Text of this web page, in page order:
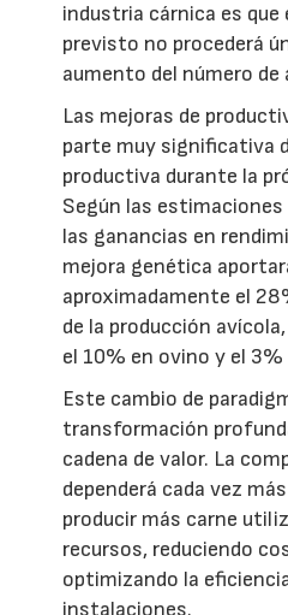
industria cárnica es
previsto no procederá
aumento del número de
Las mejoras de
parte muy significativa
productiva durante la
Según las estimaciones
las ganancias en
mejora genética
aproximadamente el
de la producción
el 10% en ovino y el 3%
Este cambio de
transformación
cadena de valor. La
dependerá cada vez
producir más carne
recursos, reduciendo
optimizando la
instalaciones.